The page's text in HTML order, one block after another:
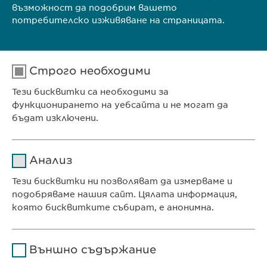
СЪБИТИЕТО
Ewopharma Ltd
ул. „8-ми декември“ № 13
възможност да подобрим вашето
потребителско изживяване на страницата.
Строго необходими
Тези бисквитки са необходими за
функционирането на уебсайта и не могат да
бъдат изключени.
Продължителност 1 година
Цел
Съхранява състоянието
бисквитките на
Анализ
Тези бисквитки ни позволяват да измерваме и
подобряваме нашия сайт. Цялата информация,
която бисквитките събират, е анонимна.
Външно съдържание